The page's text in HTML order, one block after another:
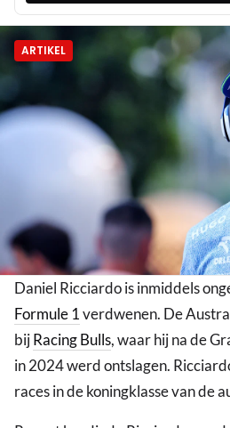
ARTIKEL
Daniel Ricciardo is inmiddels
Formule 1verdwenen. De
bijRacing Bulls, waar hij na de
in 2024 werd ontslagen.
races in de koningklasse van de